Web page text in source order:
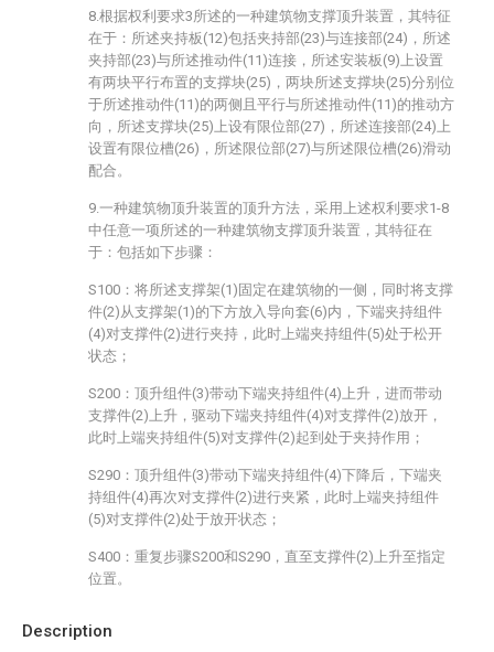
Description
8.根据权利要求3所述的一种建筑物支撑顶升装置，其特征
在于：所述夹持板(12)包括夹持部(23)与连接部(24)，所述
夹持部(23)与所述推动件(11)连接，所述安装板(9)上设置
有两块平行布置的支撑块(25)，两块所述支撑块(25)分别位
于所述推动件(11)的两侧且平行与所述推动件(11)的推动方
向，所述支撑块(25)上设有限位部(27)，所述连接部(24)上
设置有限位槽(26)，所述限位部(27)与所述限位槽(26)滑动
配合。
9.一种建筑物顶升装置的顶升方法，采用上述权利要求1-8
中任意一项所述的一种建筑物支撑顶升装置，其特征在
于：包括如下步骤：
S100：将所述支撑架(1)固定在建筑物的一侧，同时将支撑
件(2)从支撑架(1)的下方放入导向套(6)内，下端夹持组件
(4)对支撑件(2)进行夹持，此时上端夹持组件(5)处于松开
状态；
S200：顶升组件(3)带动下端夹持组件(4)上升，进而带动
支撑件(2)上升，驱动下端夹持组件(4)对支撑件(2)放开，
此时上端夹持组件(5)对支撑件(2)起到处于夹持作用；
S290：顶升组件(3)带动下端夹持组件(4)下降后，下端夹
持组件(4)再次对支撑件(2)进行夹紧，此时上端夹持组件
(5)对支撑件(2)处于放开状态；
S400：重复步骤S200和S290，直至支撑件(2)上升至指定
位置。